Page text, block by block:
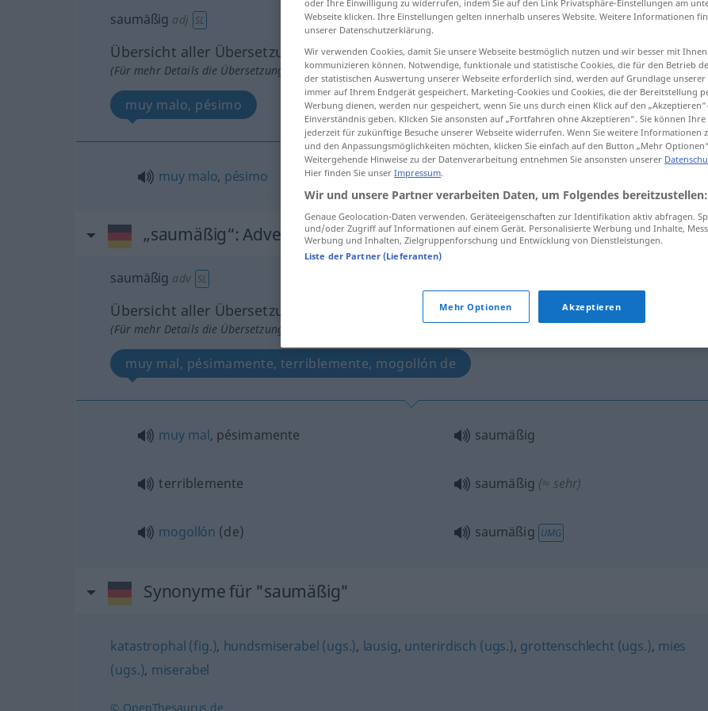
saumäßig adj SL
Übersicht aller Übersetzungen
(Für mehr Details die Übersetzung anklicken/antippen)
muy malo, pésimo
muy malo, pésimo
„saumäßig“: Adverb
saumäßig adv SL
Übersicht aller Übersetzungen
(Für mehr Details die Übersetzung anklicken/antippen)
muy mal, pésimamente, terriblemente, mogollón de
muy mal, pésimamente saumäßig
terriblemente saumäßig (≈ sehr)
mogollón (de) saumäßig UMG
Synonyme für "saumäßig"
katastrophal (fig.), hundsmiserabel (ugs.), lausig, unterirdisch (ugs.), grottenschlecht (ugs.), mies
(ugs.), miserabel
© OpenThesaurus.de
oder Ihre Einwilligung zu widerrufen, indem Sie auf den Link Privatsphäre-Einstellungen am
Webseite klicken. Ihre Einstellungen gelten innerhalb unseres Website. Weitere Informationen
unserer Datenschutzerklärung.
Wir verwenden Cookies, damit Sie unsere Webseite bestmöglich nutzen und wir besser mit Ihnen
kommunizieren können. Notwendige, funktionale und statistische Cookies, die für den Betrieb
der statistischen Auswertung unserer Webseite erforderlich sind, werden auf Grundlage unserer
immer auf Ihrem Endgerät gespeichert. Marketing-Cookies und Cookies, die der Bereitstellung
Werbung dienen, werden nur gespeichert, wenn Sie uns durch einen Klick auf den
Einverständnis geben. Klicken Sie ansonsten auf „Fortfahren ohne Akzeptieren“. Sie können
jederzeit für zukünftige Besuche unserer Webseite widerrufen. Wenn Sie weitere Informationen
und den Anpassungsmöglichkeiten möchten, klicken Sie einfach auf den Button „Mehr
Weitergehende Hinweise zu der Datenverarbeitung entnehmen Sie ansonsten unserer
Hier finden Sie unser Impressum.
Wir und unsere Partner verarbeiten Daten, um Folgendes bereitzustellen:
Genaue Geolocation-Daten verwenden. Geräteeigenschaften zur Identifikation aktiv abfragen.
und/oder Zugriff auf Informationen auf einem Gerät. Personalisierte Werbung und Inhalte,
Werbung und Inhalten, Zielgruppenforschung und Entwicklung von Dienstleistungen.
Liste der Partner (Lieferanten)
Mehr Optionen Akzeptieren